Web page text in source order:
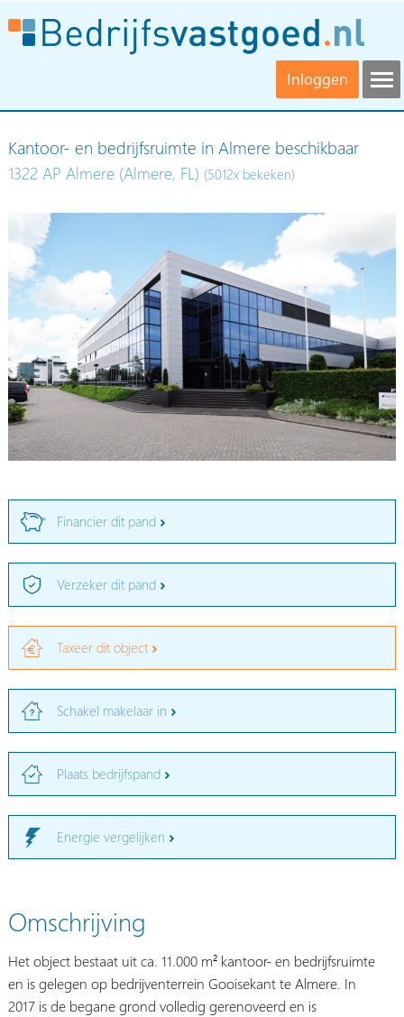
Inloggen
Kantoor- en bedrijfsruimte in Almere beschikbaar
1322 AP Almere (Almere, FL) (5012x bekeken)
Financier dit pand
Verzeker dit pand
Taxeer dit object
Schakel makelaar in
Plaats bedrijfspand
Energie vergelijken
Omschrijving
Het object bestaat uit ca. 11.000 m² kantoor- en bedrijfsruimte
en is gelegen op bedrijventerrein Gooisekant te Almere. In
2017 is de begane grond volledig gerenoveerd en is